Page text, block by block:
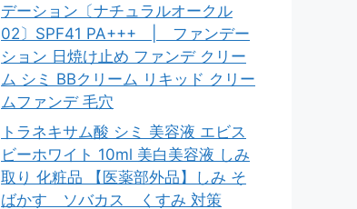
デーション〔ナチュラルオークル
02〕SPF41 PA+++ | ファンデー
ション 日焼け止め ファンデ クリー
ム シミ BBクリーム リキッド クリー
ムファンデ 毛穴
トラネキサム酸 シミ 美容液 エビス
ビーホワイト 10ml 美白美容液 しみ
取り 化粧品 【医薬部外品】しみ そ
ばかす ソバカス くすみ 対策